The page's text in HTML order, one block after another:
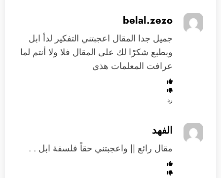
belal.zezo
جميل جدا المقال اعجبتني التفكير لدأ ابل
وبطبع شكرًا لك على المقال فلا ولا أنتم لما
عرافت المعلمات هذى
رد
الفهد
مقال رائع || واعجبتني حقاً فلسفة ابل . .